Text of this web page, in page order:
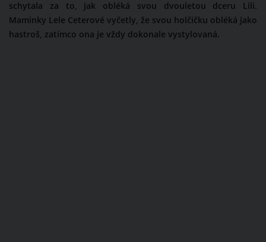
schytala za to, jak obléká svou dvouletou dceru Lili.
Maminky Lele Ceterové vyčetly, že svou holčičku obléká jako
hastroš, zatímco ona je vždy dokonale vystylovaná.